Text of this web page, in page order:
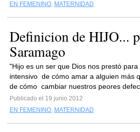
EN FEMENINO, MATERNIDAD
Definicion de HIJO...
Saramago
"Hijo es un ser que Dios nos prestó
intensivo de cómo amar a alguien más
de cómo cambiar nuestros peores
Publicado el 19 junio 2012
EN FEMENINO, MATERNIDAD